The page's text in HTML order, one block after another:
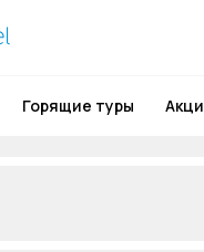
Горящие туры